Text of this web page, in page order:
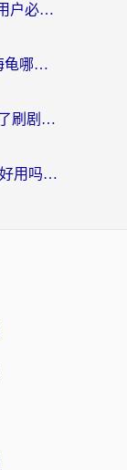
NordVPN 回国能用吗？一个海外用户必须面对的真实困境
海外回国加速器怎么选？斧牛和海龟哪个好？一篇帮你避开坑的实用指南
从匈牙利回国内的vpn，不只是为了刷剧那么简单
海外党必看：Quickback和OurPlay好用吗？3分钟选对回国加速器，无缝刷剧玩游戏